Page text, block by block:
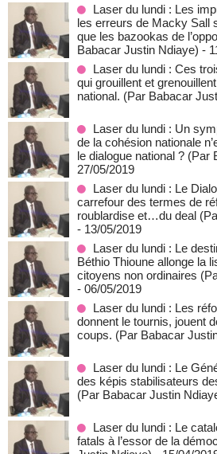
Laser du lundi : Les
les erreurs de Macky Sall
que les bazookas de
Babacar Justin Ndiaye) -
Laser du lundi : Ces
qui grouillent et
national. (Par Babacar
Laser du lundi : Un
de la cohésion nationale
le dialogue national ? (Par
27/05/2019
Laser du lundi : Le
carrefour des termes de
roublardise et…du deal
- 13/05/2019
Laser du lundi : Le
Béthio Thioune allonge la
citoyens non ordinaires
- 06/05/2019
Laser du lundi : Les
donnent le tournis, jouent
coups. (Par Babacar
Laser du lundi : Le
des képis stabilisateurs
(Par Babacar Justin
Laser du lundi : Le
fatals à l’essor de la